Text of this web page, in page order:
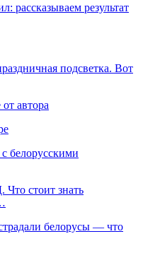
рассказываем результат
подсветка. Вот
автора
белорусскими
стоит знать
белорусы — что